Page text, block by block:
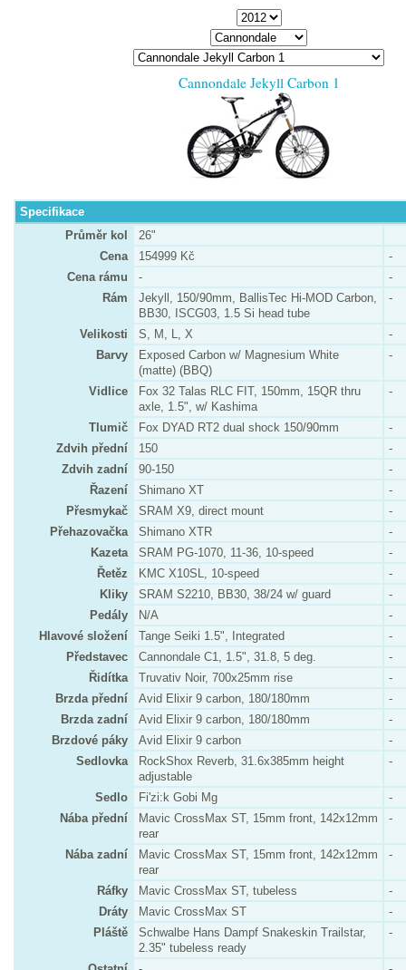
Cannondale Jekyll Carbon 1
Specifikace
Průměr kol
26"
Cena
154999 Kč
-
Cena rámu
-
-
Rám
Jekyll, 150/90mm, BallisTec Hi-MOD Carbon,
BB30, ISCG03, 1.5 Si head tube
-
Velikosti S, M, L, X
-
Barvy
Exposed Carbon w/ Magnesium White
(matte) (BBQ)
-
Vidlice
Fox 32 Talas RLC FIT, 150mm, 15QR thru
axle, 1.5", w/ Kashima
-
Tlumič Fox DYAD RT2 dual shock 150/90mm
-
Zdvih přední
150
-
Zdvih zadní
90-150
-
Řazení
Shimano XT
-
Přesmykač
SRAM X9, direct mount
-
Přehazovačka
Shimano XTR
-
Kazeta
SRAM PG-1070, 11-36, 10-speed
-
Řetěz
KMC X10SL, 10-speed
-
Kliky
SRAM S2210, BB30, 38/24 w/ guard
-
Pedály
N/A
-
Hlavové složení
Tange Seiki 1.5", Integrated
-
Představec
Cannondale C1, 1.5", 31.8, 5 deg.
-
Řidítka
Truvativ Noir, 700x25mm rise
-
Brzda přední
Avid Elixir 9 carbon, 180/180mm
-
Brzda zadní
Avid Elixir 9 carbon, 180/180mm
-
Brzdové páky
Avid Elixir 9 carbon
-
Sedlovka
RockShox Reverb, 31.6x385mm height
adjustable
-
Sedlo Fi'zi:k Gobi Mg
-
Nába přední
Mavic CrossMax ST, 15mm front, 142x12mm
rear
-
Nába zadní
Mavic CrossMax ST, 15mm front, 142x12mm
rear
-
Ráfky Mavic CrossMax ST, tubeless
-
Dráty
Mavic CrossMax ST
-
Pláště
Schwalbe Hans Dampf Snakeskin Trailstar,
2.35" tubeless ready
-